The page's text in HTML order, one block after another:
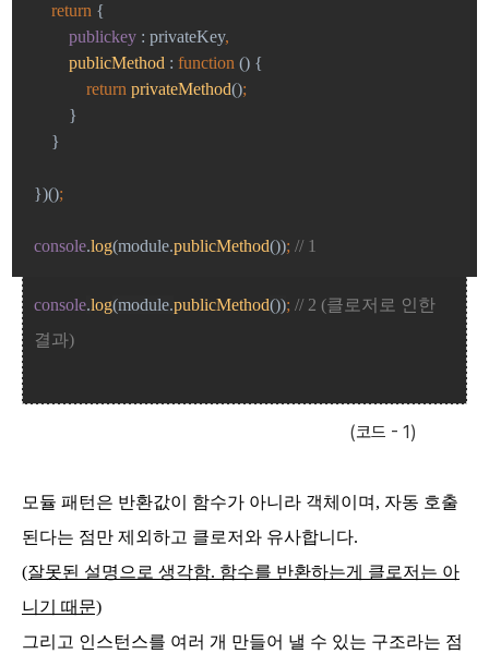
return {
publickey : privateKey,
publicMethod : function () {
return privateMethod();
}
    }
})();
console.log(module.publicMethod()); // 1
console.log(module.publicMethod()); // 2 (클로저로 인한
결과)
(코드 - 1)
모듈 패턴은 반환값이 함수가 아니라 객체이며, 자동 호출
된다는 점만 제외하고 클로저와 유사합니다.
(잘못된 설명으로 생각함. 함수를 반환하는게 클로저는 아
니기 때문)
그리고 인스턴스를 여러 개 만들어 낼 수 있는 구조라는 점